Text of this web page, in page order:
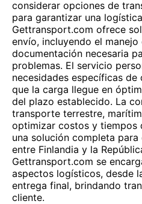
considerar opciones de
para garantizar una
Gettransport.com ofrece
envío, incluyendo el manejo
documentación necesaria
problemas. El servicio
necesidades específicas de
que la carga llegue en
del plazo establecido. La
transporte terrestre,
optimizar costos y tiempos
una solución completa
entre Finlandia y la
Gettransport.com se
aspectos logísticos, desde
entrega final, brindando
cliente.